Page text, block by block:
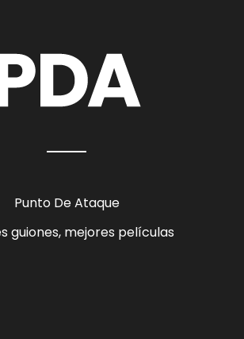
Punto De Ataque
guiones, mejores películas